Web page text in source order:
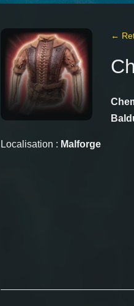
←
Localisation : Malforge